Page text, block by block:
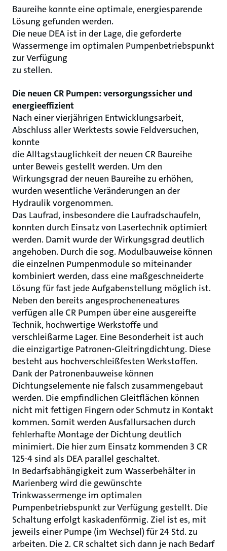
Baureihe konnte eine optimale, energiesparende
Lösung gefunden werden.
Die neue DEA ist in der Lage, die geforderte
Wassermenge im optimalen Pumpenbetriebspunkt
zur Verfügung
zu stellen.
Die neuen CR Pumpen: versorgungssicher und
energieeffizient
Nach einer vierjährigen Entwicklungsarbeit,
Abschluss aller Werktests sowie Feldversuchen,
konnte
die Alltagstauglichkeit der neuen CR Baureihe
unter Beweis gestellt werden. Um den
Wirkungsgrad der neuen Baureihe zu erhöhen,
wurden wesentliche Veränderungen an der
Hydraulik vorgenommen.
Das Laufrad, insbesondere die Laufradschaufeln,
konnten durch Einsatz von Lasertechnik optimiert
werden. Damit wurde der Wirkungsgrad deutlich
angehoben. Durch die sog. Modulbauweise können
die einzelnen Pumpenmodule so miteinander
kombiniert werden, dass eine maßgeschneiderte
Lösung für fast jede Aufgabenstellung möglich ist.
Neben den bereits angesprocheneneatures
verfügen alle CR Pumpen über eine ausgereifte
Technik, hochwertige Werkstoffe und
verschleißarme Lager. Eine Besonderheit ist auch
die einzigartige Patronen-Gleitringdichtung. Diese
besteht aus hochverschleißfesten Werkstoffen.
Dank der Patronenbauweise können
Dichtungselemente nie falsch zusammengebaut
werden. Die empfindlichen Gleitflächen können
nicht mit fettigen Fingern oder Schmutz in Kontakt
kommen. Somit werden Ausfallursachen durch
fehlerhafte Montage der Dichtung deutlich
minimiert. Die hier zum Einsatz kommenden 3 CR
125-4 sind als DEA parallel geschaltet.
In Bedarfsabhängigkeit zum Wasserbehälter in
Marienberg wird die gewünschte
Trinkwassermenge im optimalen
Pumpenbetriebspunkt zur Verfügung gestellt. Die
Schaltung erfolgt kaskadenförmig. Ziel ist es, mit
jeweils einer Pumpe (im Wechsel) für 24 Std. zu
arbeiten. Die 2. CR schaltet sich dann je nach Bedarf